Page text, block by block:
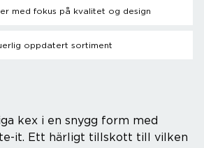
med fokus på kvalitet og design
oppdatert sortiment
kex i en snygg form med
it. Ett härligt tillskott till vilken